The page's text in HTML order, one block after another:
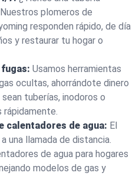
plomeros de
responden rápido, de día
y restaurar tu hogar o
Usamos herramientas
ocultas, ahorrándote dinero
tuberías, inodoros o
rápidamente.
calentadores de agua: El
una llamada de distancia.
de agua para hogares
modelos de gas y